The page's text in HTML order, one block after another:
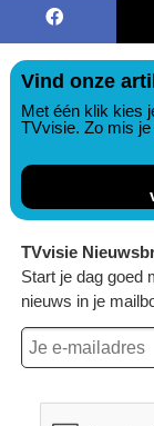
Vind onze
Met één klik kies
TVvisie. Zo mis
TVvisie
Start je dag goed
nieuws in je